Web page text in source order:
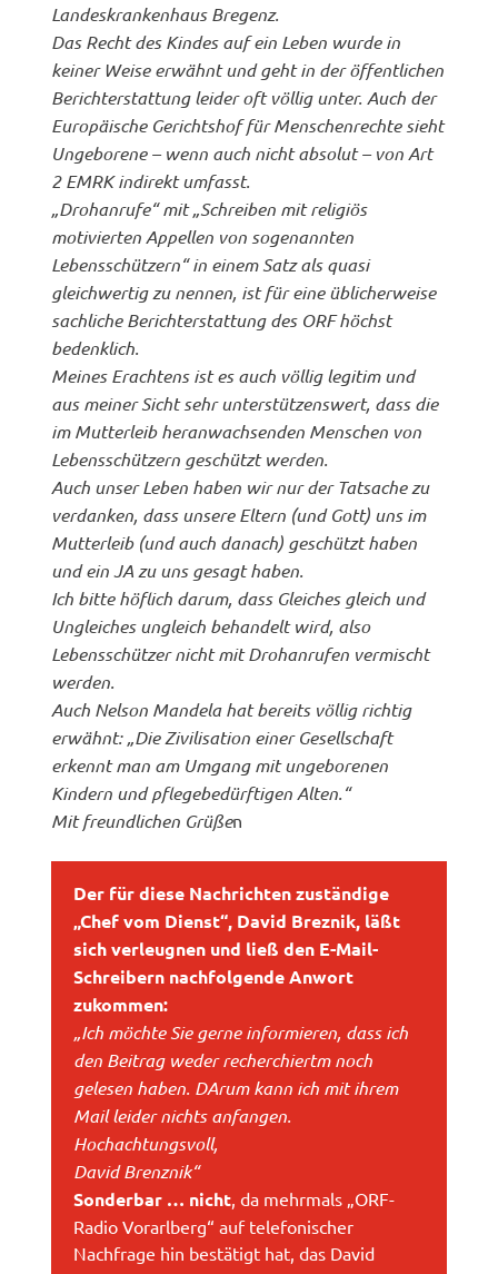
Landeskrankenhaus Bregenz.
Das Recht des Kindes auf ein Leben wurde in
keiner Weise erwähnt und geht in der öffentlichen
Berichterstattung leider oft völlig unter. Auch der
Europäische Gerichtshof für Menschenrechte sieht
Ungeborene – wenn auch nicht absolut – von Art
2 EMRK indirekt umfasst.
„Drohanrufe“ mit „Schreiben mit religiös
motivierten Appellen von sogenannten
Lebensschützern“ in einem Satz als quasi
gleichwertig zu nennen, ist für eine üblicherweise
sachliche Berichterstattung des ORF höchst
bedenklich.
Meines Erachtens ist es auch völlig legitim und
aus meiner Sicht sehr unterstützenswert, dass die
im Mutterleib heranwachsenden Menschen von
Lebensschützern geschützt werden.
Auch unser Leben haben wir nur der Tatsache zu
verdanken, dass unsere Eltern (und Gott) uns im
Mutterleib (und auch danach) geschützt haben
und ein JA zu uns gesagt haben.
Ich bitte höflich darum, dass Gleiches gleich und
Ungleiches ungleich behandelt wird, also
Lebensschützer nicht mit Drohanrufen vermischt
werden.
Auch Nelson Mandela hat bereits völlig richtig
erwähnt: „Die Zivilisation einer Gesellschaft
erkennt man am Umgang mit ungeborenen
Kindern und pflegebedürftigen Alten.“
Mit freundlichen Grüßen
Der für diese Nachrichten zuständige
„Chef vom Dienst“, David Breznik, läßt
sich verleugnen und ließ den E-Mail-
Schreibern nachfolgende Anwort
zukommen:
„Ich möchte Sie gerne informieren, dass ich
den Beitrag weder recherchiertm noch
gelesen haben. DArum kann ich mit ihrem
Mail leider nichts anfangen.
Hochachtungsvoll,
David Brenznik“
Sonderbar … nicht , da mehrmals „ORF-
Radio Vorarlberg“ auf telefonischer
Nachfrage hin bestätigt hat, das David